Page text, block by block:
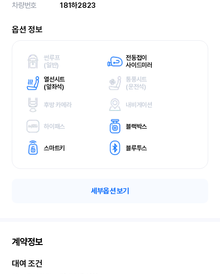
차량번호
181하2823
옵션 정보
썬루프
(일반)
전동접이
사이드미러
열선시트
(앞좌석)
통풍시트
(운전석)
후방 카메라 내비게이션
하이패스 블랙박스
스마트키 블루투스
세부옵션 보기
계약정보
대여 조건